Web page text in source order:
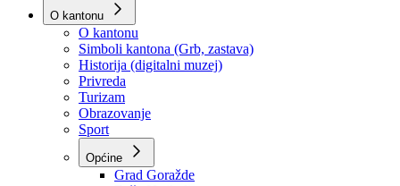
Planovi
Značajni dokumenti
O kantonu
O kantonu
Simboli kantona (Grb, zastava)
Historija (digitalni muzej)
Privreda
Turizam
Obrazovanje
Sport